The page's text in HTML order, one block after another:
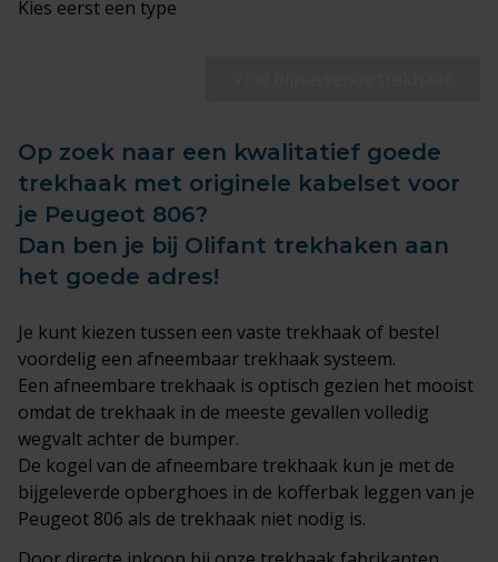
Kies eerst een type
Op zoek naar een kwalitatief goede
trekhaak met originele kabelset voor
je Peugeot 806?
Dan ben je bij Olifant trekhaken aan
het goede adres!
Je kunt kiezen tussen een vaste trekhaak of bestel
voordelig een afneembaar trekhaak systeem.
Een afneembare trekhaak is optisch gezien het mooist
omdat de trekhaak in de meeste gevallen volledig
wegvalt achter de bumper.
De kogel van de afneembare trekhaak kun je met de
bijgeleverde opberghoes in de kofferbak leggen van je
Peugeot 806 als de trekhaak niet nodig is.